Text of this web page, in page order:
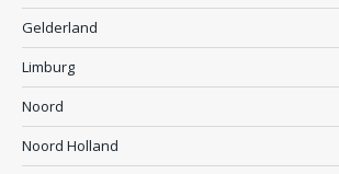
Gelderland
Limburg
Noord
Noord Holland